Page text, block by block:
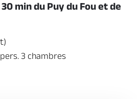
min du Puy du Fou et de
3 chambres